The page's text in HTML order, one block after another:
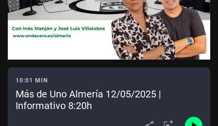
10:01 MIN
Más de Uno Almería 12/05/2025 |
Informativo 8:20h